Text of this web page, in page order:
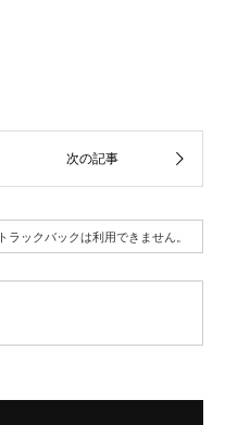
トラックバックは利用できません。